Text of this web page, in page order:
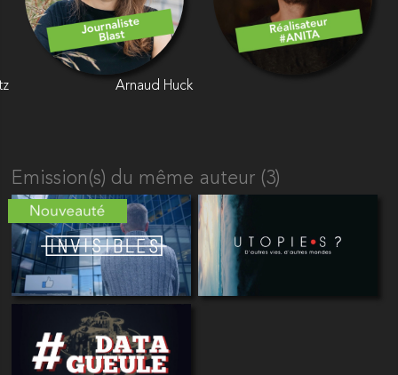
Arnaud Huck
Emission(s) du même auteur (3)